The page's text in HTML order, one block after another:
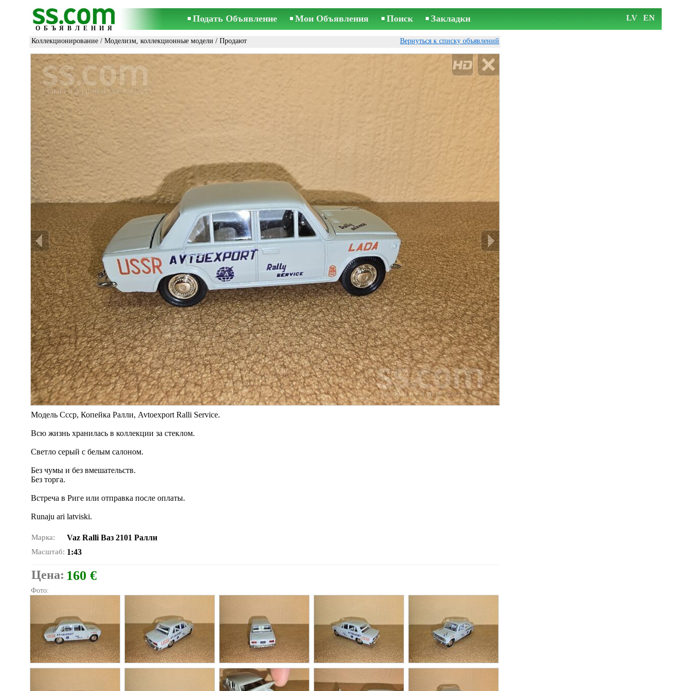
ОБЪЯВЛЕНИЯ
Подать Объявление Мои Объявления Поиск Закладки LV EN
Коллекционирование / Моделизм, коллекционные модели / Продают Вернуться к списку объявлений
Модель Ссср, Копейка Ралли, Avtoexport Ralli Service.
Всю жизнь хранилась в коллекции за стеклом.
Светло серый с белым салоном.
Без чумы и без вмешательств.
Без торга.
Встреча в Риге или отправка после оплаты.
Runaju ari latviski.
Марка: Vaz Ralli Ваз 2101 Ралли
Масштаб: 1:43
Цена: 160 €
Фото: